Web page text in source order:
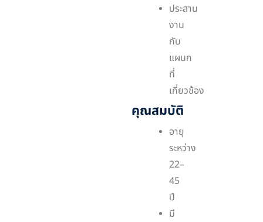
ประสาน
งาน
กับ
แผนก
ที่
เกี่ยวข้อง
คุณสมบัติ
อายุ
ระหว่าง
22–
45
ปี
มี